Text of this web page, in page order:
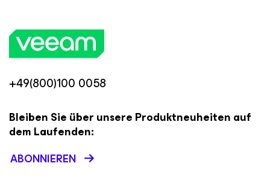
+49(800)100 0058
Bleiben Sie über unsere Produktneuheiten auf
dem Laufenden:
ABONNIEREN